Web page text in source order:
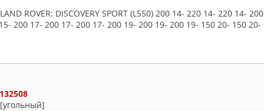
ROVER: DISCOVERY SPORT (L550) 200 14- 220 14- 220 14- 200
200 17- 200 17- 200 17- 200 19- 200 19- 200 19- 150 20- 150 20-